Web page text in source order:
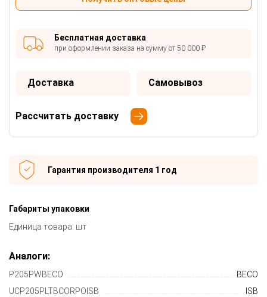
Бесплатная доставка
при оформлении заказа на сумму от 50 000 ₽
Доставка Самовывоз
Рассчитать доставку
Гарантия производителя 1 год
Габариты упаковки
Единица товара: шт
Аналоги:
P205PWBECO
BECO
UCP205PLTBCORPOISB
ISB